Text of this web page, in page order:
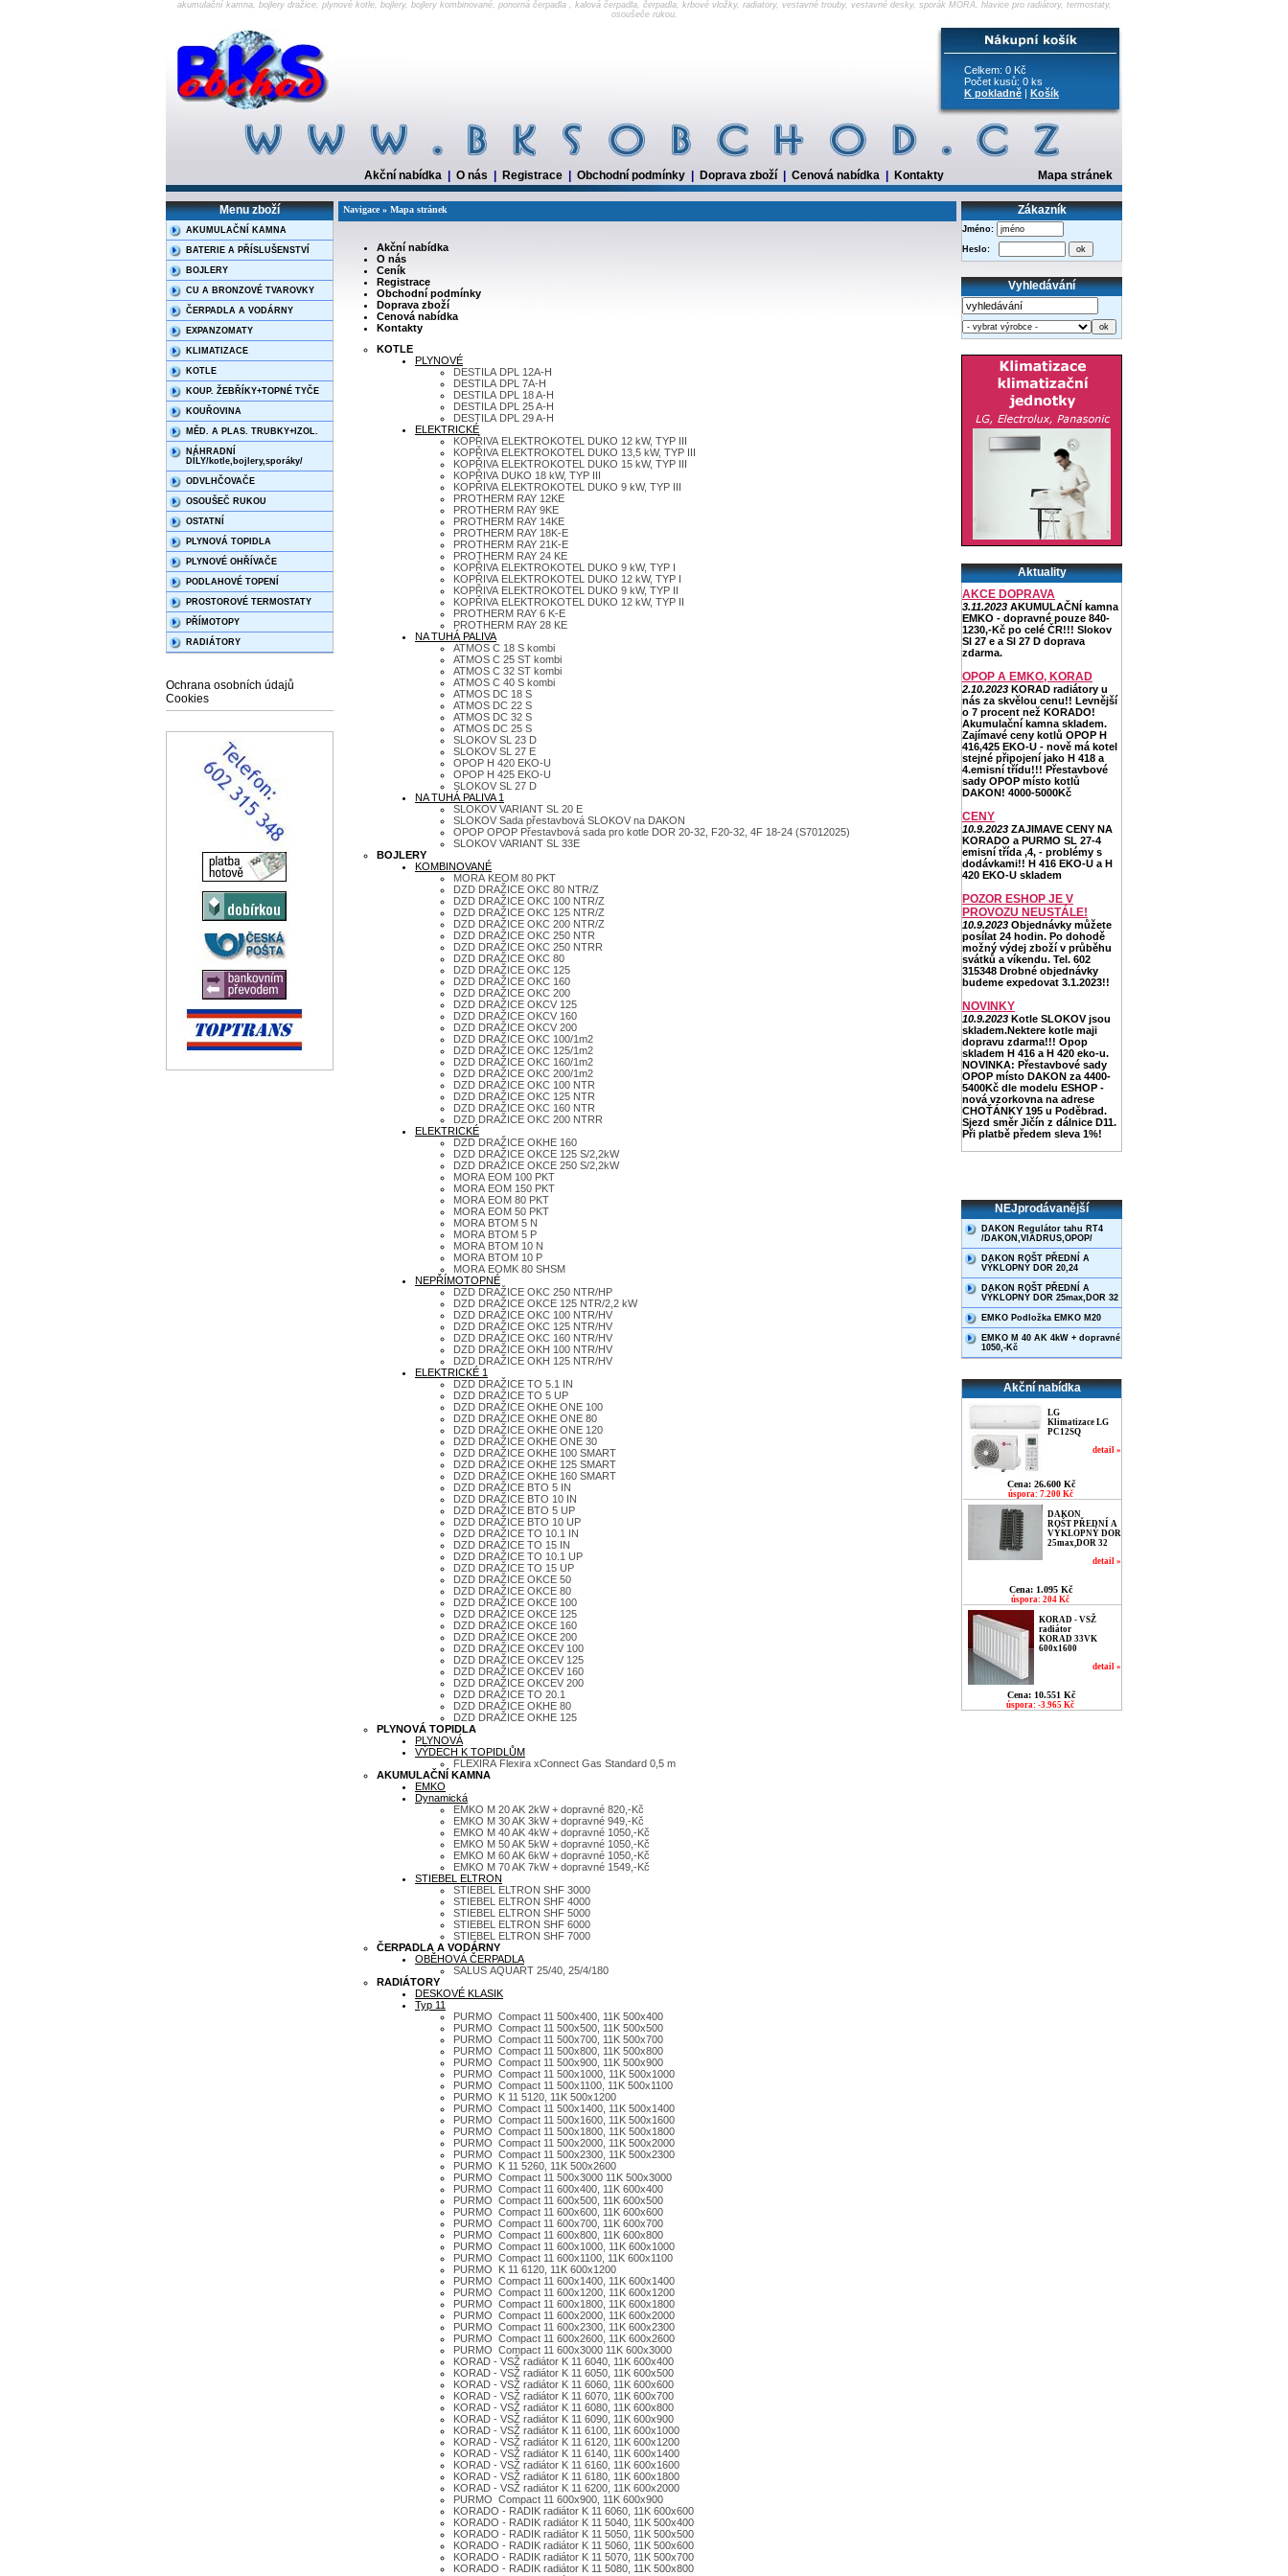
akumulační kamna, bojlery dražice, plynové kotle, bojlery, bojlery kombinované, ponorná čerpadla , kalová čerpadla, čerpadla, krbové vložky, radiatory, vestavné trouby, vestavné desky, sporák MORA, hlavice pro radiátory, termostaty,
osoušeče rukou,
Celkem: 0 Kč
Počet kusů: 0 ks
K pokladně | Košík
Akční nabídka O nás Registrace Obchodní podmínky Doprava zboží Cenová nabídka Kontakty Mapa stránek
Menu zboží
AKUMULAČNÍ KAMNA
BATERIE A PŘÍSLUŠENSTVÍ
BOJLERY
CU A BRONZOVÉ TVAROVKY
ČERPADLA A VODÁRNY
EXPANZOMATY
KLIMATIZACE
KOTLE
KOUP. ŽEBŘÍKY+TOPNÉ TYČE
KOUŘOVINA
MĚD. A PLAS. TRUBKY+IZOL.
NÁHRADNÍ
DÍLY/kotle,bojlery,sporáky/
ODVLHČOVAČE
OSOUŠEČ RUKOU
OSTATNÍ
PLYNOVÁ TOPIDLA
PLYNOVÉ OHŘÍVAČE
PODLAHOVÉ TOPENÍ
PROSTOROVÉ TERMOSTATY
PŘÍMOTOPY
RADIÁTORY
Ochrana osobních údajů
Cookies
Navigace » Mapa stránek
Akční nabídka
O nás
Ceník
Registrace
Obchodní podmínky
Doprava zboží
Cenová nabídka
Kontakty
KOTLE
PLYNOVÉ
DESTILA DPL 12A-H
DESTILA DPL 7A-H
DESTILA DPL 18 A-H
DESTILA DPL 25 A-H
DESTILA DPL 29 A-H
ELEKTRICKÉ
KOPŘIVA ELEKTROKOTEL DUKO 12 kW, TYP III
KOPŘIVA ELEKTROKOTEL DUKO 13,5 kW, TYP III
KOPŘIVA ELEKTROKOTEL DUKO 15 kW, TYP III
KOPŘIVA DUKO 18 kW, TYP III
KOPŘIVA ELEKTROKOTEL DUKO 9 kW, TYP III
PROTHERM RAY 12KE
PROTHERM RAY 9KE
PROTHERM RAY 14KE
PROTHERM RAY 18K-E
PROTHERM RAY 21K-E
PROTHERM RAY 24 KE
KOPŘIVA ELEKTROKOTEL DUKO 9 kW, TYP I
KOPŘIVA ELEKTROKOTEL DUKO 12 kW, TYP I
KOPŘIVA ELEKTROKOTEL DUKO 9 kW, TYP II
KOPŘIVA ELEKTROKOTEL DUKO 12 kW, TYP II
PROTHERM RAY 6 K-E
PROTHERM RAY 28 KE
NA TUHÁ PALIVA
ATMOS C 18 S kombi
ATMOS C 25 ST kombi
ATMOS C 32 ST kombi
ATMOS C 40 S kombi
ATMOS DC 18 S
ATMOS DC 22 S
ATMOS DC 32 S
ATMOS DC 25 S
SLOKOV SL 23 D
SLOKOV SL 27 E
OPOP H 420 EKO-U
OPOP H 425 EKO-U
SLOKOV SL 27 D
NA TUHÁ PALIVA 1
SLOKOV VARIANT SL 20 E
SLOKOV Sada přestavbová SLOKOV na DAKON
OPOP OPOP Přestavbová sada pro kotle DOR 20-32, F20-32, 4F 18-24 (S7012025)
SLOKOV VARIANT SL 33E
BOJLERY
KOMBINOVANÉ
MORA KEOM 80 PKT
DZD DRAŽICE OKC 80 NTR/Z
DZD DRAŽICE OKC 100 NTR/Z
DZD DRAŽICE OKC 125 NTR/Z
DZD DRAŽICE OKC 200 NTR/Z
DZD DRAŽICE OKC 250 NTR
DZD DRAŽICE OKC 250 NTRR
DZD DRAŽICE OKC 80
DZD DRAŽICE OKC 125
DZD DRAŽICE OKC 160
DZD DRAŽICE OKC 200
DZD DRAŽICE OKCV 125
DZD DRAŽICE OKCV 160
DZD DRAŽICE OKCV 200
DZD DRAŽICE OKC 100/1m2
DZD DRAŽICE OKC 125/1m2
DZD DRAŽICE OKC 160/1m2
DZD DRAŽICE OKC 200/1m2
DZD DRAŽICE OKC 100 NTR
DZD DRAŽICE OKC 125 NTR
DZD DRAŽICE OKC 160 NTR
DZD DRAŽICE OKC 200 NTRR
ELEKTRICKÉ
DZD DRAŽICE OKHE 160
DZD DRAŽICE OKCE 125 S/2,2kW
DZD DRAŽICE OKCE 250 S/2,2kW
MORA EOM 100 PKT
MORA EOM 150 PKT
MORA EOM 80 PKT
MORA EOM 50 PKT
MORA BTOM 5 N
MORA BTOM 5 P
MORA BTOM 10 N
MORA BTOM 10 P
MORA EOMK 80 SHSM
NEPŘÍMOTOPNÉ
DZD DRAŽICE OKC 250 NTR/HP
DZD DRAŽICE OKCE 125 NTR/2,2 kW
DZD DRAŽICE OKC 100 NTR/HV
DZD DRAŽICE OKC 125 NTR/HV
DZD DRAŽICE OKC 160 NTR/HV
DZD DRAŽICE OKH 100 NTR/HV
DZD DRAŽICE OKH 125 NTR/HV
ELEKTRICKÉ 1
DZD DRAŽICE TO 5.1 IN
DZD DRAŽICE TO 5 UP
DZD DRAŽICE OKHE ONE 100
DZD DRAŽICE OKHE ONE 80
DZD DRAŽICE OKHE ONE 120
DZD DRAŽICE OKHE ONE 30
DZD DRAŽICE OKHE 100 SMART
DZD DRAŽICE OKHE 125 SMART
DZD DRAŽICE OKHE 160 SMART
DZD DRAŽICE BTO 5 IN
DZD DRAŽICE BTO 10 IN
DZD DRAŽICE BTO 5 UP
DZD DRAŽICE BTO 10 UP
DZD DRAŽICE TO 10.1 IN
DZD DRAŽICE TO 15 IN
DZD DRAŽICE TO 10.1 UP
DZD DRAŽICE TO 15 UP
DZD DRAŽICE OKCE 50
DZD DRAŽICE OKCE 80
DZD DRAŽICE OKCE 100
DZD DRAŽICE OKCE 125
DZD DRAŽICE OKCE 160
DZD DRAŽICE OKCE 200
DZD DRAŽICE OKCEV 100
DZD DRAŽICE OKCEV 125
DZD DRAŽICE OKCEV 160
DZD DRAŽICE OKCEV 200
DZD DRAŽICE TO 20.1
DZD DRAŽICE OKHE 80
DZD DRAŽICE OKHE 125
PLYNOVÁ TOPIDLA
PLYNOVÁ
VÝDECH K TOPIDLŮM
FLEXIRA Flexira xConnect Gas Standard 0,5 m
AKUMULAČNÍ KAMNA
EMKO
Dynamická
EMKO M 20 AK 2kW + dopravné 820,-Kč
EMKO M 30 AK 3kW + dopravné 949,-Kč
EMKO M 40 AK 4kW + dopravné 1050,-Kč
EMKO M 50 AK 5kW + dopravné 1050,-Kč
EMKO M 60 AK 6kW + dopravné 1050,-Kč
EMKO M 70 AK 7kW + dopravné 1549,-Kč
STIEBEL ELTRON
STIEBEL ELTRON SHF 3000
STIEBEL ELTRON SHF 4000
STIEBEL ELTRON SHF 5000
STIEBEL ELTRON SHF 6000
STIEBEL ELTRON SHF 7000
ČERPADLA A VODÁRNY
OBĚHOVÁ ČERPADLA
SALUS AQUART 25/40, 25/4/180
RADIÁTORY
DESKOVÉ KLASIK
Typ 11
PURMO Compact 11 500x400, 11K 500x400
PURMO Compact 11 500x500, 11K 500x500
PURMO Compact 11 500x700, 11K 500x700
PURMO Compact 11 500x800, 11K 500x800
PURMO Compact 11 500x900, 11K 500x900
PURMO Compact 11 500x1000, 11K 500x1000
PURMO Compact 11 500x1100, 11K 500x1100
PURMO K 11 5120, 11K 500x1200
PURMO Compact 11 500x1400, 11K 500x1400
PURMO Compact 11 500x1600, 11K 500x1600
PURMO Compact 11 500x1800, 11K 500x1800
PURMO Compact 11 500x2000, 11K 500x2000
PURMO Compact 11 500x2300, 11K 500x2300
PURMO K 11 5260, 11K 500x2600
PURMO Compact 11 500x3000 11K 500x3000
PURMO Compact 11 600x400, 11K 600x400
PURMO Compact 11 600x500, 11K 600x500
PURMO Compact 11 600x600, 11K 600x600
PURMO Compact 11 600x700, 11K 600x700
PURMO Compact 11 600x800, 11K 600x800
PURMO Compact 11 600x1000, 11K 600x1000
PURMO Compact 11 600x1100, 11K 600x1100
PURMO K 11 6120, 11K 600x1200
PURMO Compact 11 600x1400, 11K 600x1400
PURMO Compact 11 600x1200, 11K 600x1200
PURMO Compact 11 600x1800, 11K 600x1800
PURMO Compact 11 600x2000, 11K 600x2000
PURMO Compact 11 600x2300, 11K 600x2300
PURMO Compact 11 600x2600, 11K 600x2600
PURMO Compact 11 600x3000 11K 600x3000
KORAD - VSŽ radiátor K 11 6040, 11K 600x400
KORAD - VSŽ radiátor K 11 6050, 11K 600x500
KORAD - VSŽ radiátor K 11 6060, 11K 600x600
KORAD - VSŽ radiátor K 11 6070, 11K 600x700
KORAD - VSŽ radiátor K 11 6080, 11K 600x800
KORAD - VSŽ radiátor K 11 6090, 11K 600x900
KORAD - VSŽ radiátor K 11 6100, 11K 600x1000
KORAD - VSŽ radiátor K 11 6120, 11K 600x1200
KORAD - VSŽ radiátor K 11 6140, 11K 600x1400
KORAD - VSŽ radiátor K 11 6160, 11K 600x1600
KORAD - VSŽ radiátor K 11 6180, 11K 600x1800
KORAD - VSŽ radiátor K 11 6200, 11K 600x2000
PURMO Compact 11 600x900, 11K 600x900
KORADO - RADIK radiátor K 11 6060, 11K 600x600
KORADO - RADIK radiátor K 11 5040, 11K 500x400
KORADO - RADIK radiátor K 11 5050, 11K 500x500
KORADO - RADIK radiátor K 11 5060, 11K 500x600
KORADO - RADIK radiátor K 11 5070, 11K 500x700
KORADO - RADIK radiátor K 11 5080, 11K 500x800
Zákazník
Jméno:
Heslo:
Vyhledávání
Aktuality
AKCE DOPRAVA
3.11.2023 AKUMULAČNÍ kamna
EMKO - dopravné pouze 840-
1230,-Kč po celé ČR!!! Slokov
Sl 27 e a Sl 27 D doprava
zdarma.
OPOP A EMKO, KORAD
2.10.2023 KORAD radiátory u
nás za skvělou cenu!! Levnější
o 7 procent než KORADO!
Akumulační kamna skladem.
Zajímavé ceny kotlů OPOP H
416,425 EKO-U - nově má kotel
stejné připojení jako H 418 a
4.emisní třídu!!! Přestavbové
sady OPOP místo kotlů
DAKON! 4000-5000Kč
CENY
10.9.2023 ZAJIMAVE CENY NA
KORADO a PURMO SL 27-4
emisní třída ,4, - problémy s
dodávkami!! H 416 EKO-U a H
420 EKO-U skladem
POZOR ESHOP JE V
PROVOZU NEUSTÁLE!
10.9.2023 Objednávky můžete
posílat 24 hodin. Po dohodě
možný výdej zboží v průběhu
svátků a víkendu. Tel. 602
315348 Drobné objednávky
budeme expedovat 3.1.2023!!
NOVINKY
10.9.2023 Kotle SLOKOV jsou
skladem.Nektere kotle maji
dopravu zdarma!!! Opop
skladem H 416 a H 420 eko-u.
NOVINKA: Přestavbové sady
OPOP místo DAKON za 4400-
5400Kč dle modelu ESHOP -
nová vzorkovna na adrese
CHOŤÁNKY 195 u Poděbrad.
Sjezd směr Jičín z dálnice D11.
Při platbě předem sleva 1%!
NEJprodávanější
DAKON Regulátor tahu RT4
/DAKON,VIADRUS,OPOP/
DAKON ROŠT PŘEDNÍ A
VÝKLOPNÝ DOR 20,24
DAKON ROŠT PŘEDNÍ A
VÝKLOPNÝ DOR 25max,DOR 32
EMKO Podložka EMKO M20
EMKO M 40 AK 4kW + dopravné
1050,-Kč
Akční nabídka
LG
Klimatizace LG
PC12SQ
detail »
Cena: 26.600 Kč
úspora: 7.200 Kč
DAKON
ROŠT PŘEDNÍ A
VÝKLOPNÝ DOR
25max,DOR 32
detail »
Cena: 1.095 Kč
úspora: 204 Kč
KORAD - VSŽ
radiátor
KORAD 33VK
600x1600
detail »
Cena: 10.551 Kč
úspora: -3.965 Kč